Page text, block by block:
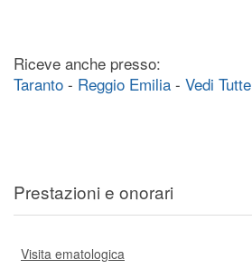
Riceve anche presso:
Taranto - Reggio Emilia - Vedi Tutte
Prestazioni e onorari
Visita ematologica